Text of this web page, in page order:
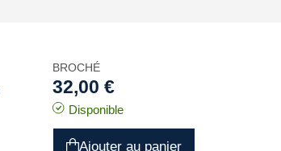
BROCHÉ
32,00 €
Disponible
Ajouter au panier